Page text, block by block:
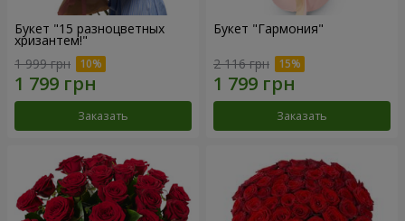
Букет "15 разноцветных
хризантем!"
1 999 грн
Заказать
Букет "Гармония"
2 116 грн
Заказать